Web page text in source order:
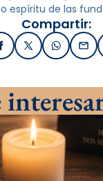
espíritu de las
Compartir:
FacebookX / Twitter